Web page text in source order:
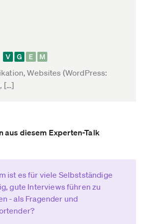
Websites (WordPress:
[…]
aus diesem Experten-Talk
ist es für viele Selbstständige
gute Interviews führen zu
- als Fragender und